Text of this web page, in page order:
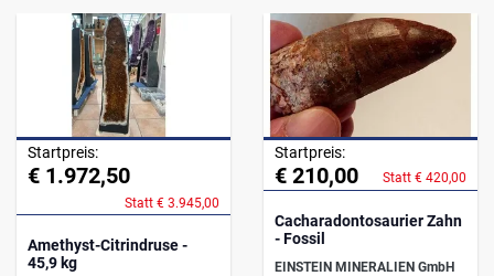
Startpreis:
€ 1.972,50
Statt € 3.945,00
Amethyst-Citrindruse -
45,9 kg
Startpreis:
€ 210,00 Statt € 420,00
Cacharadontosaurier Zahn
- Fossil
EINSTEIN MINERALIEN GmbH